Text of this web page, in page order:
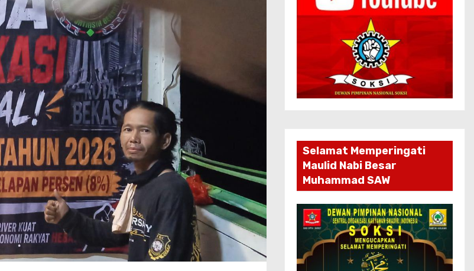
Selamat Memperingati
Maulid Nabi Besar
Muhammad SAW